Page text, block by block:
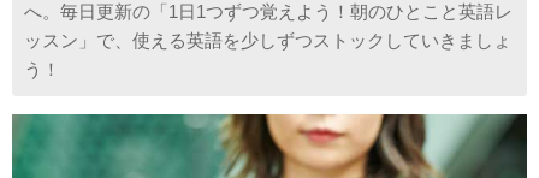
へ。毎日更新の「1日1つずつ覚えよう！朝のひとこと英語レ
ッスン」で、使える英語を少しずつストックしていきましょ
う！